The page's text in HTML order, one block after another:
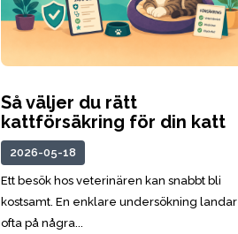
Så väljer du rätt
kattförsäkring för din katt
2026-05-18
Ett besök hos veterinären kan snabbt bli
kostsamt. En enklare undersökning landar
ofta på några...